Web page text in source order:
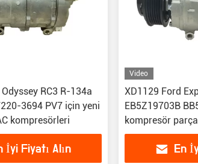
RC3 R-134a
3694 PV7 için yeni
kompresörleri
İyi Fiyatı Alın
Video
XD1129 Ford
EB5Z19703B
kompresör
En